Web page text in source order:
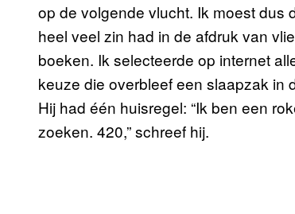
op de volgende vlucht. Ik moest dus
heel veel zin had in de afdruk van
boeken. Ik selecteerde op internet
keuze die overbleef een slaapzak in
Hij had één huisregel: “Ik ben een
zoeken. 420,” schreef hij.